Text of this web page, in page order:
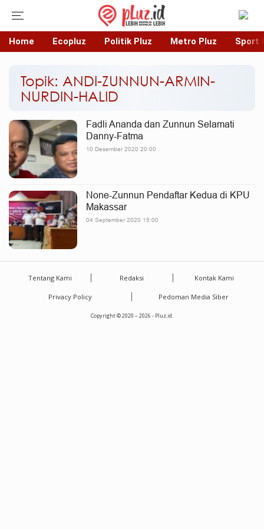
Home Ecopluz Politik Pluz Metro Pluz Sport
Topik: ANDI-ZUNNUN-ARMIN-
NURDIN-HALID
Fadli Ananda dan Zunnun Selamati
Danny-Fatma
10 Desember 2020 20:00
None-Zunnun Pendaftar Kedua di KPU
Makassar
04 September 2020 15:00
Tentang Kami Redaksi Kontak Kami
Privacy Policy Pedoman Media Siber
Copyright © 2020 – 2026 - Pluz.id.